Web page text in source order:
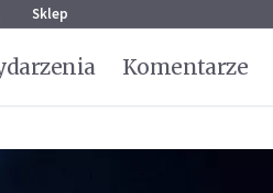
Sklep
Komentarze